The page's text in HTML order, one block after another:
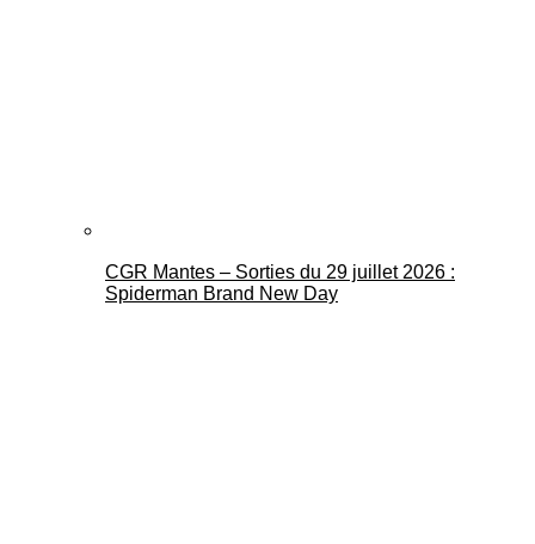
CGR Mantes – Sorties du 29 juillet 2026 :
Spiderman Brand New Day